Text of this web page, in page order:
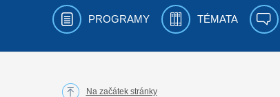
PROGRAMY TÉMATA
Na začátek stránky